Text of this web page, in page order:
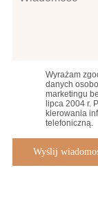
Wyrażam
danych
marketingu
lipca 2004 r.
kierowania
telefoniczną.